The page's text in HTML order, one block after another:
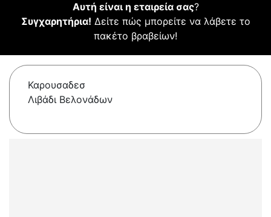
Αυτή είναι η εταιρεία σας?
Συγχαρητήρια! Δείτε πώς μπορείτε να λάβετε το
πακέτο βραβείων!
Καρουσαδεσ
Λιβάδι Βελονάδων